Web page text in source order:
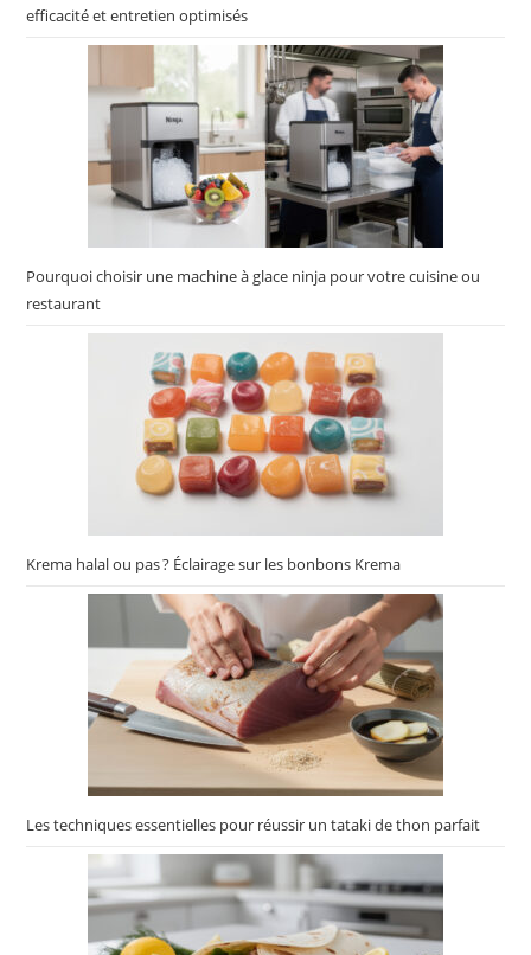
efficacité et entretien optimisés
Pourquoi choisir une machine à glace ninja pour votre cuisine ou
restaurant
Krema halal ou pas ? Éclairage sur les bonbons Krema
Les techniques essentielles pour réussir un tataki de thon parfait